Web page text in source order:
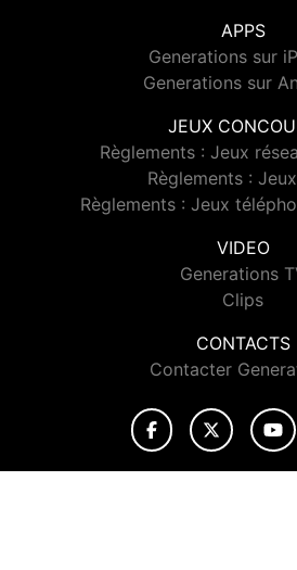
APPS
Generations sur
Generations sur
JEUX
Règlements : Jeux
Règlements :
Règlements : Jeux
VIDEO
Generations
Clips
CONTACTS
Contacter